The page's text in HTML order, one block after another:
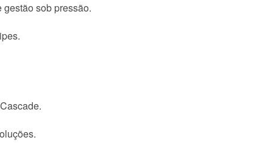
sob pressão.